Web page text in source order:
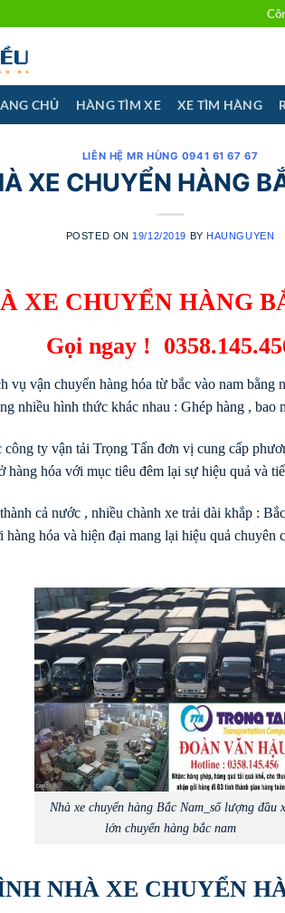
CHỦ HÀNG TÌM XE XE TÌM HÀNG
LIÊN HỆ MR HÙNG 0941 61 67 67
XE CHUYỂN HÀNG
POSTED ON 19/12/2019 BY HAUNGUYEN
XE CHUYỂN HÀNG
Gọi ngay !
vụ vận chuyển hàng hóa từ bắc vào nam bằng
nhiều hình thức khác nhau : Ghép hàng , bao
ty vận tải Trọng Tấn đơn vị cung cấp
hóa với mục tiêu đêm lại sự hiệu quả và
cả nước , nhiều chành xe trải dài khắp :
hóa và hiện đại mang lại hiệu quả chuyên
Nhà xe chuyển hàng Bắc Nam_số lượng đầu
lớn chuyển hàng bắc nam
NHÀ XE CHUYỂN